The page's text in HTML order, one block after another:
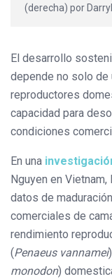
(derecha) por
El desarrollo
depende no solo
reproductores
capacidad para
condiciones
En una
Nguyen en
datos de
comerciales de
rendimiento
(Penaeus vannamei
monodon)